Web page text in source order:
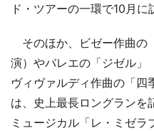
ド・ツアーの一環で10月に
そのほか、ビゼー作曲の
演）やバレエの「ジゼル」
ヴィヴァルディ作曲の「四
は、史上最長ロングランを
ミュージカル「レ・ミゼ